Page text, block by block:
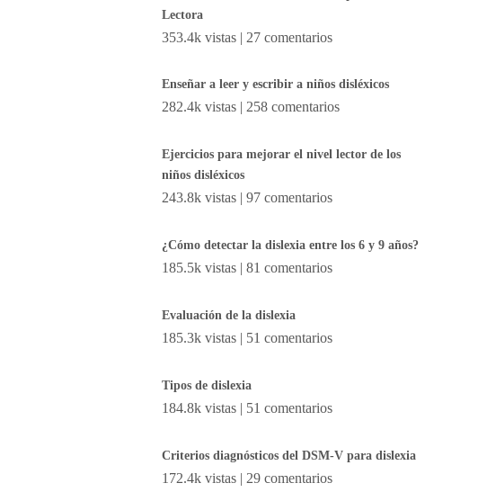
Lectora
353.4k vistas | 27 comentarios
Enseñar a leer y escribir a niños disléxicos
282.4k vistas 258 comentarios
Ejercicios para mejorar el nivel lector de los
niños disléxicos
243.8k vistas | 97 comentarios
¿Cómo detectar la dislexia entre los 6 y 9 años?
185.5k vistas | 81 comentarios
Evaluación de la dislexia
185.3k vistas | 51 comentarios
Tipos de dislexia
184.8k vistas | 51 comentarios
Criterios diagnósticos del DSM-V para dislexia
172.4k vistas | 29 comentarios